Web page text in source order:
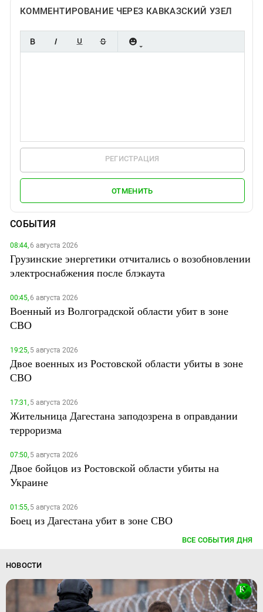
КОММЕНТИРОВАНИЕ ЧЕРЕЗ КАВКАЗСКИЙ УЗЕЛ
РЕГИСТРАЦИЯ
ОТМЕНИТЬ
СОБЫТИЯ
08:44,6 августа 2026
Грузинские энергетики отчитались о возобновлении
электроснабжения после блэкаута
00:45,6 августа 2026
Военный из Волгоградской области убит в зоне
СВО
19:25,5 августа 2026
Двое военных из Ростовской области убиты в зоне
СВО
17:31,5 августа 2026
Жительница Дагестана заподозрена в оправдании
терроризма
07:50,5 августа 2026
Двое бойцов из Ростовской области убиты на
Украине
01:55,5 августа 2026
Боец из Дагестана убит в зоне СВО
ВСЕ СОБЫТИЯ ДНЯ
НОВОСТИ